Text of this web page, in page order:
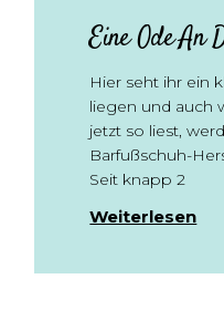
Eine Ode An
Hier seht ihr ein
liegen und auch
jetzt so liest,
Barfußschuh-
Seit knapp 2
Weiterlesen